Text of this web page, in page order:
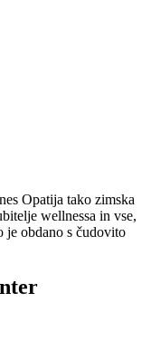
Opatija tako zimska
wellnessa in vse,
je obdano s čudovito